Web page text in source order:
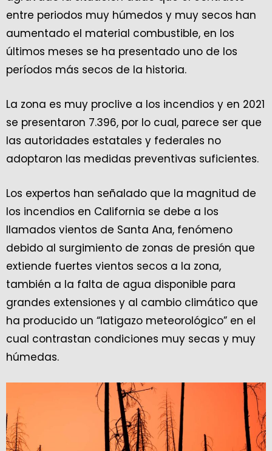
entre periodos muy húmedos y muy secos han
aumentado el material combustible, en los
últimos meses se ha presentado uno de los
períodos más secos de la historia.
La zona es muy proclive a los incendios y en 2021
se presentaron 7.396, por lo cual, parece ser que
las autoridades estatales y federales no
adoptaron las medidas preventivas suficientes.
Los expertos han señalado que la magnitud de
los incendios en California se debe a los
llamados vientos de Santa Ana, fenómeno
debido al surgimiento de zonas de presión que
extiende fuertes vientos secos a la zona,
también a la falta de agua disponible para
grandes extensiones y al cambio climático que
ha producido un “latigazo meteorológico” en el
cual contrastan condiciones muy secas y muy
húmedas.